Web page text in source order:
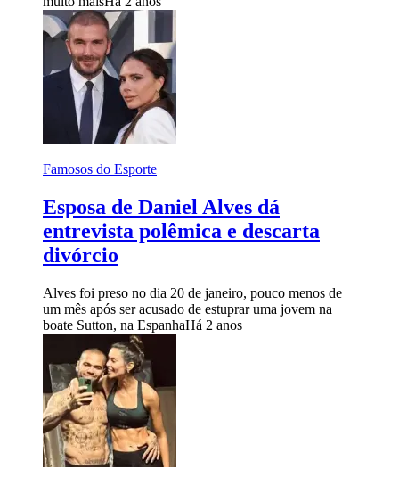
Famosos do Esporte
Esposa de Daniel Alves dá
entrevista polêmica e descarta
divórcio
Alves foi preso no dia 20 de janeiro, pouco menos de
um mês após ser acusado de estuprar uma jovem na
boate Sutton, na EspanhaHá 2 anos